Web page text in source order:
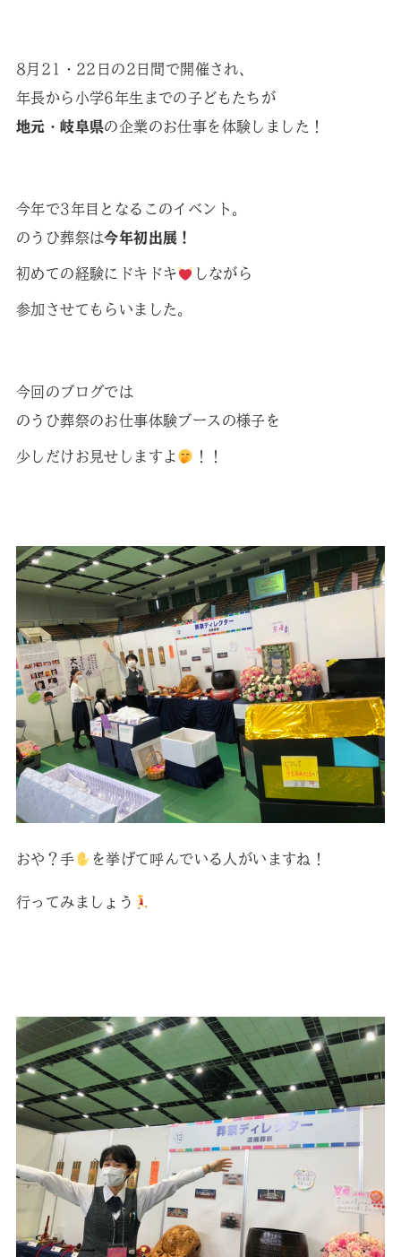
8月21・22日の2日間で開催され、
年長から小学6年生までの子どもたちが
地元・岐阜県の企業のお仕事を体験しました！
今年で3年目となるこのイベント。
のうひ葬祭は今年初出展！
初めての経験にドキドキ しながら
参加させてもらいました。
今回のブログでは
のうひ葬祭のお仕事体験ブースの様子を
少しだけお見せしますよ ！！
おや？手 を挙げて呼んでいる人がいますね！
行ってみましょう